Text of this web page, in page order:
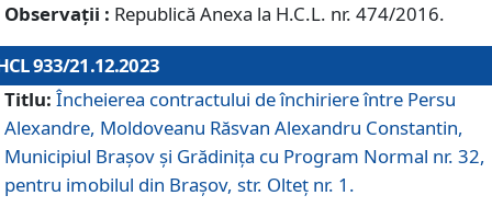
Observații : Republică Anexa la H.C.L. nr. 474/2016.
933/21.12.2023
Titlu: Încheierea contractului de închiriere între Persu
Alexandre, Moldoveanu Răsvan Alexandru Constantin,
Municipiul Braşov şi Grădinița cu Program Normal nr. 32,
pentru imobilul din Brașov, str. Olteț nr. 1.